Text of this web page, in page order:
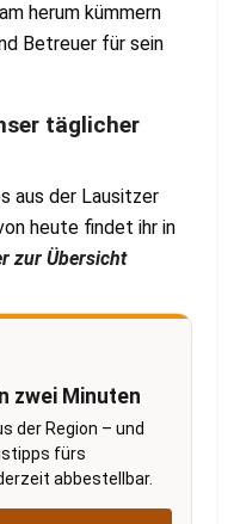
herum kümmern
Betreuer für sein
täglicher
aus der Lausitzer
heute findet ihr in
zur Übersicht
zwei Minuten
der Region – und
fürs
abbestellbar.